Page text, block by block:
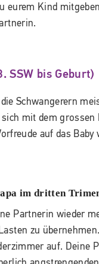
eurem Kind
SSW bis Geburt)
Schwangerern
mit dem
auf das
im dritten
Partnerin wieder
zu übernehmen.
auf.